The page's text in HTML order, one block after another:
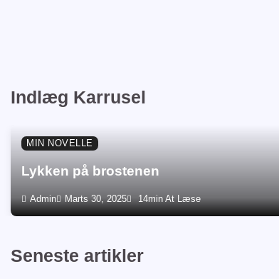
Indlæg Karrusel
MIN NOVELLE
Lykken på brostenen
Admin Marts 30, 2025 14min At Læse
Seneste artikler